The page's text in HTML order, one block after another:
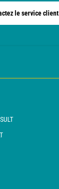
le service client